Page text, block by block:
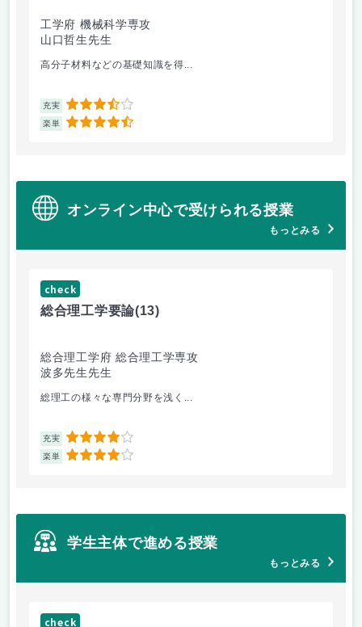
工学府 機械科学専攻
山口哲生先生
高分子材料などの基礎知識を得...
充実 3.5
楽単 4.5
オンライン中心で受けられる授業
もっとみる
check
総合理工学要論(13)
総合理工学府 総合理工学専攻
波多先生先生
総理工の様々な専門分野を浅く...
充実 4
楽単 4
学生主体で進める授業
もっとみる
check